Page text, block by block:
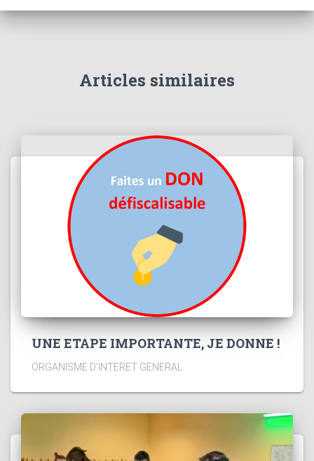
Articles similaires
UNE ETAPE IMPORTANTE, JE DONNE !
ORGANISME D’INTERET GENERAL